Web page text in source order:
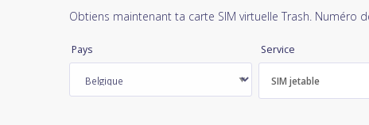
Obtiens maintenant ta carte SIM virtuelle Trash. Numéro
Pays Service
SIM jetable